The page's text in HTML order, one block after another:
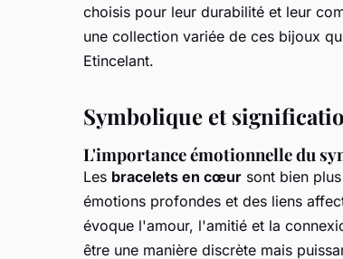
choisis pour leur durabilité et leur
une collection variée de ces bijoux
Etincelant.
Symbolique et
L'importance émotionnelle du
Les bracelets en cœur sont bien
émotions profondes et des liens
évoque l'amour, l'amitié et la
être une manière discrète mais